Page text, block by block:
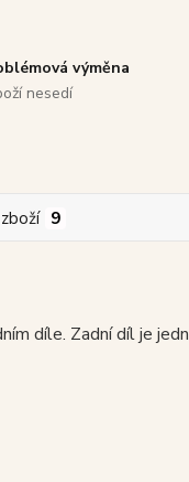
výměna
nesedí
9
díle. Zadní díl je